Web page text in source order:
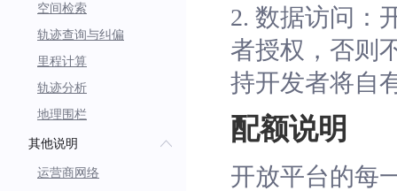
空间检索
轨迹查询与纠偏
里程计算
轨迹分析
地理围栏
其他说明
运营商网络
2. 数据访问：
者授权，否则
持开发者将自
配额说明
开放平台的每